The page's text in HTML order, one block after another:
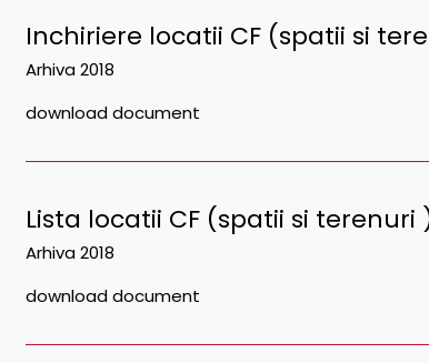
Inchiriere locatii CF (spatii si
Arhiva 2018
download document
Lista locatii CF (spatii si terenuri
Arhiva 2018
download document